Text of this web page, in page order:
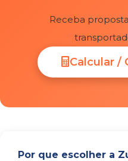
Receba
Calcular /
Por que escolher a